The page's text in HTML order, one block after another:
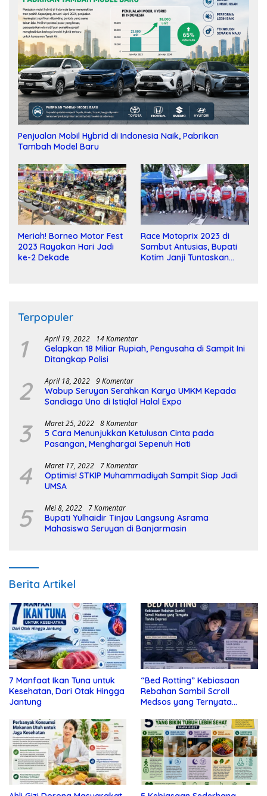
Penjualan Mobil Hybrid di Indonesia Naik, Pabrikan
Tambah Model Baru
Meriah! Borneo Motor Fest
2023 Rayakan Hari Jadi
ke-2 Dekade
Race Motoprix 2023 di
Sambut Antusias, Bupati
Kotim Janji Tuntaskan
Terpopuler
1 April 19, 2022 14 Komentar
Gelapkan 18 Miliar Rupiah, Pengusaha di Sampit Ini
Ditangkap Polisi
2 April 18, 2022 9 Komentar
Wabup Seruyan Serahkan Karya UMKM Kepada
Sandiaga Uno di Istiqlal Halal Expo
3 Maret 25, 2022 8 Komentar
5 Cara Menunjukkan Ketulusan Cinta pada
Pasangan, Menghargai Sepenuh Hati
4 Maret 17, 2022 7 Komentar
Optimis! STKIP Muhammadiyah Sampit Siap Jadi
UMSA
5 Mei 8, 2022 7 Komentar
Bupati Yulhaidir Tinjau Langsung Asrama
Mahasiswa Seruyan di Banjarmasin
Berita Artikel
7 Manfaat Ikan Tuna untuk
Kesehatan, Dari Otak Hingga
Jantung
“Bed Rotting” Kebiasaan
Rebahan Sambil Scroll
Medsos yang Ternyata